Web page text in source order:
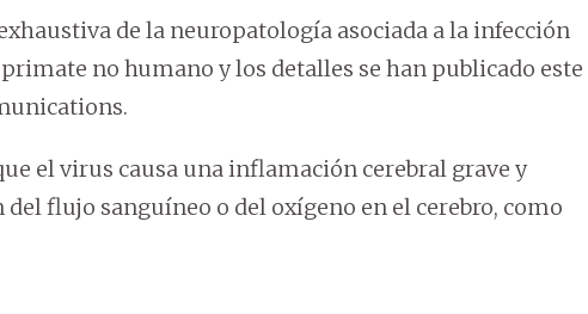
de la neuropatología asociada a la infección
no humano y los detalles se han publicado este
el virus causa una inflamación cerebral grave y
flujo sanguíneo o del oxígeno en el cerebro, como